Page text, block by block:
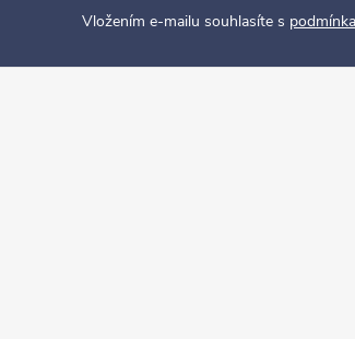
Vložením e-mailu souhlasíte s